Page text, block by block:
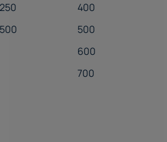
400
500
600
700